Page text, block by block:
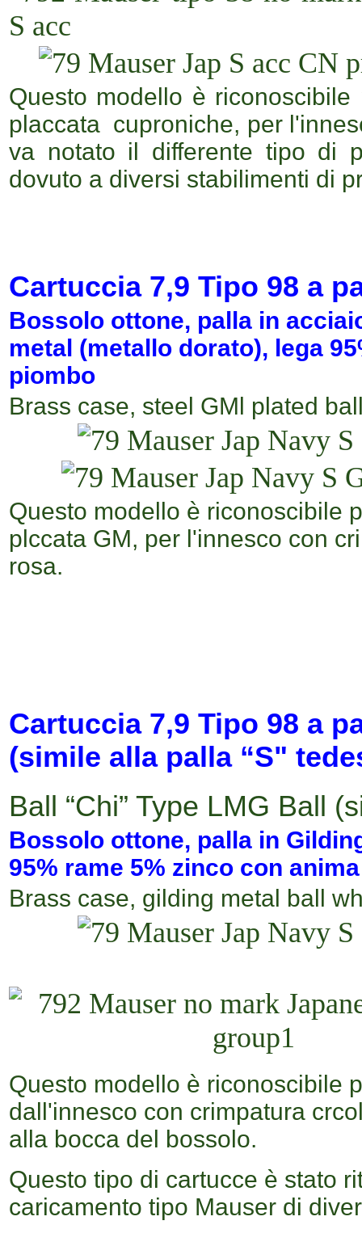
Questo modello è
placcata cuproniche, per
va notato il differente tipo di
dovuto a diversi stabilimenti di
Cartuccia 7,9 Tipo 98 a
Bossolo ottone, palla in
metal (metallo dorato), lega
piombo
Brass case, steel GMl plated
Questo modello è riconoscibile
plccata GM, per l'innesco con
rosa.
Cartuccia 7,9 Tipo 98 a
(simile alla palla “S"
Ball “Chi” Type LMG Ball
Bossolo ottone, palla in
95% rame 5% zinco con
Brass case, gilding metal ball
Questo modello è riconoscibile
dall'innesco con crimpatura
alla bocca del bossolo.
Questo tipo di cartucce è stato
caricamento tipo Mauser di